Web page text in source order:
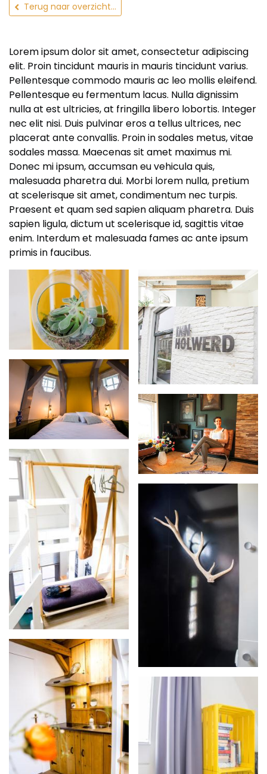
Terug naar overzicht...
Lorem ipsum dolor sit amet, consectetur adipiscing
elit. Proin tincidunt mauris in mauris tincidunt varius.
Pellentesque commodo mauris ac leo mollis eleifend.
Pellentesque eu fermentum lacus. Nulla dignissim
nulla at est ultricies, at fringilla libero lobortis. Integer
nec elit nisi. Duis pulvinar eros a tellus ultrices, nec
placerat ante convallis. Proin in sodales metus, vitae
sodales massa. Maecenas sit amet maximus mi.
Donec mi ipsum, accumsan eu vehicula quis,
malesuada pharetra dui. Morbi lorem nulla, pretium
at scelerisque sit amet, condimentum nec turpis.
Praesent et quam sed sapien aliquam pharetra. Duis
sapien ligula, dictum ut scelerisque id, sagittis vitae
enim. Interdum et malesuada fames ac ante ipsum
primis in faucibus.